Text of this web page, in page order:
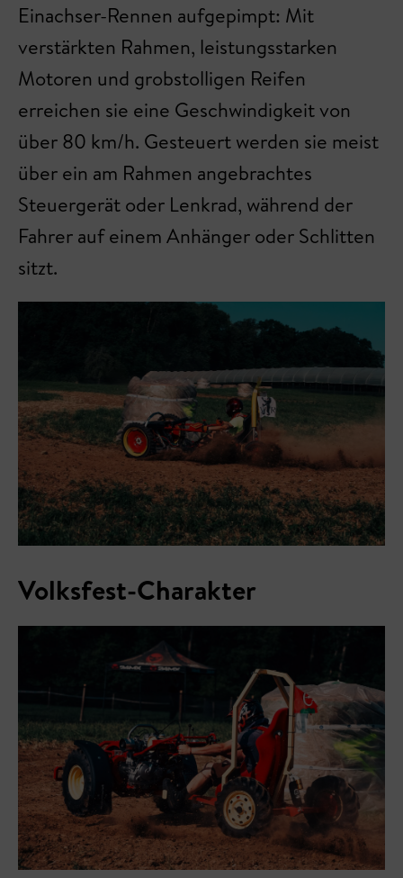
Einachser-Rennen aufgepimpt: Mit
verstärkten Rahmen, leistungsstarken
Motoren und grobstolligen Reifen
erreichen sie eine Geschwindigkeit von
über 80 km/h. Gesteuert werden sie meist
über ein am Rahmen angebrachtes
Steuergerät oder Lenkrad, während der
Fahrer auf einem Anhänger oder Schlitten
sitzt.
Volksfest-Charakter